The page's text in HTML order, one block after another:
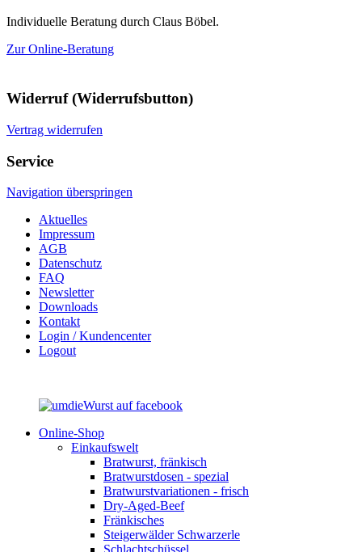
Individuelle Beratung durch Claus Böbel.
Zur Online-Beratung
Widerruf (Widerrufsbutton)
Vertrag widerrufen
Service
Navigation überspringen
Aktuelles
Impressum
AGB
Datenschutz
FAQ
Newsletter
Downloads
Kontakt
Login / Kundencenter
Logout
Online-Shop
Einkaufswelt
Bratwurst, fränkisch
Bratwurst­dosen - spezial
Bratwurst­variationen - frisch
Dry-Aged-Beef
Fränkisches
Steigerwälder Schwarzerle